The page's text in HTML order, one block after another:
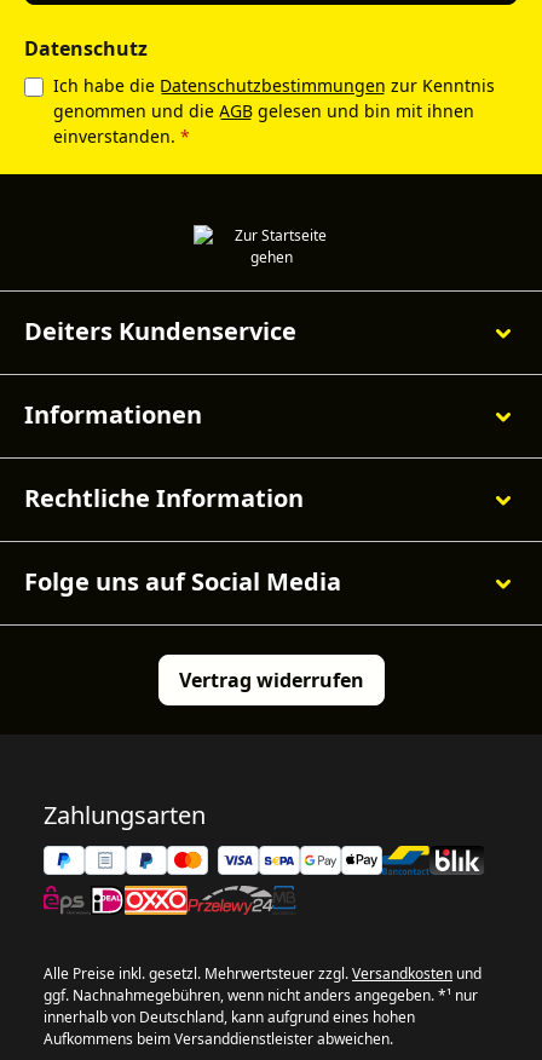
Datenschutz
Ich habe die Datenschutzbestimmungen zur Kenntnis
genommen und die AGB gelesen und bin mit ihnen
einverstanden. *
Deiters Kundenservice
Informationen
Rechtliche Information
Folge uns auf Social Media
Vertrag widerrufen
Zahlungsarten
Alle Preise inkl. gesetzl. Mehrwertsteuer zzgl.Versandkosten und
ggf. Nachnahmegebühren, wenn nicht anders angegeben. *¹ nur
innerhalb von Deutschland, kann aufgrund eines hohen
Aufkommens beim Versanddienstleister abweichen.